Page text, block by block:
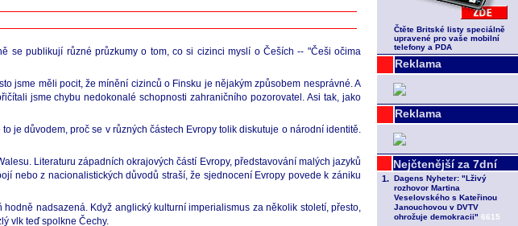
Čtěte Britské listy speciálně
upravené pro vaše mobilní
telefony a PDA
Reklama
Reklama
se publikují různé průzkumy o tom, co si cizinci myslí o Češích -- "Češi očima
jsme měli pocit, že mínění cizinců o Finsku je nějakým způsobem nesprávné. A
jsme chybu nedokonalé schopnosti zahraničního pozorovatel. Asi tak, jako
je důvodem, proč se v různých částech Evropy tolik diskutuje o národní identitě.
Literaturu západních okrajových částí Evropy, představování malých jazyků
nebo z nacionalistických důvodů straší, že sjednocení Evropy povede k zániku
nadsazená. Když anglický kulturní imperialismus za několik století, přesto,
vlk teď spolkne Čechy.